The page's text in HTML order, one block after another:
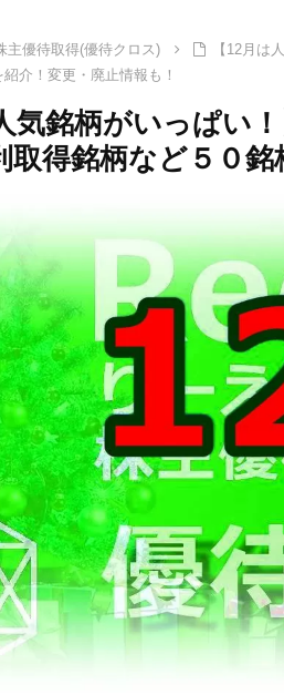
主優待取得(優待クロス)
【12月は
介！変更・廃止情報も！
気銘柄がいっぱい
取得銘柄など５０